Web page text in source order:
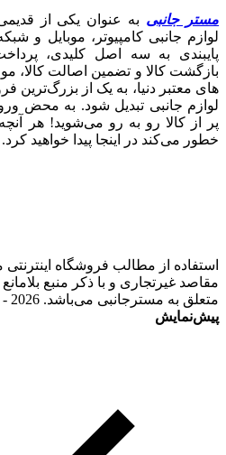
مستر جانبی به عنوان یکی از
لوازم جانبی کامپیوتر، موبایل و
بازگشت کالا و تضمین اصالت کالا،
های معتبر دنیا، به یک از بزرگ‌ترین
لوازم جانبی تبدیل شود. به محض
پر از کالا رو به رو می‌شوید! هر
خطور می‌کند در اینجا پیدا خواهید کرد.
استفاده از مطالب فروشگاه
مقاصد غیرتجاری و با ذکر منبع
متعلق به مسترجانبی می‌باشد. Copyright © 2012 - 2026
پیش‌نمایش